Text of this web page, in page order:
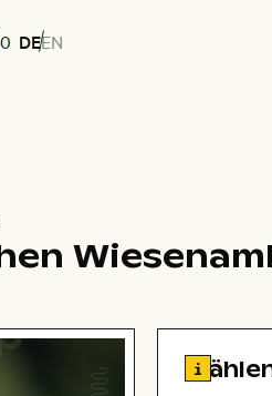
0 DEEN
Zu den